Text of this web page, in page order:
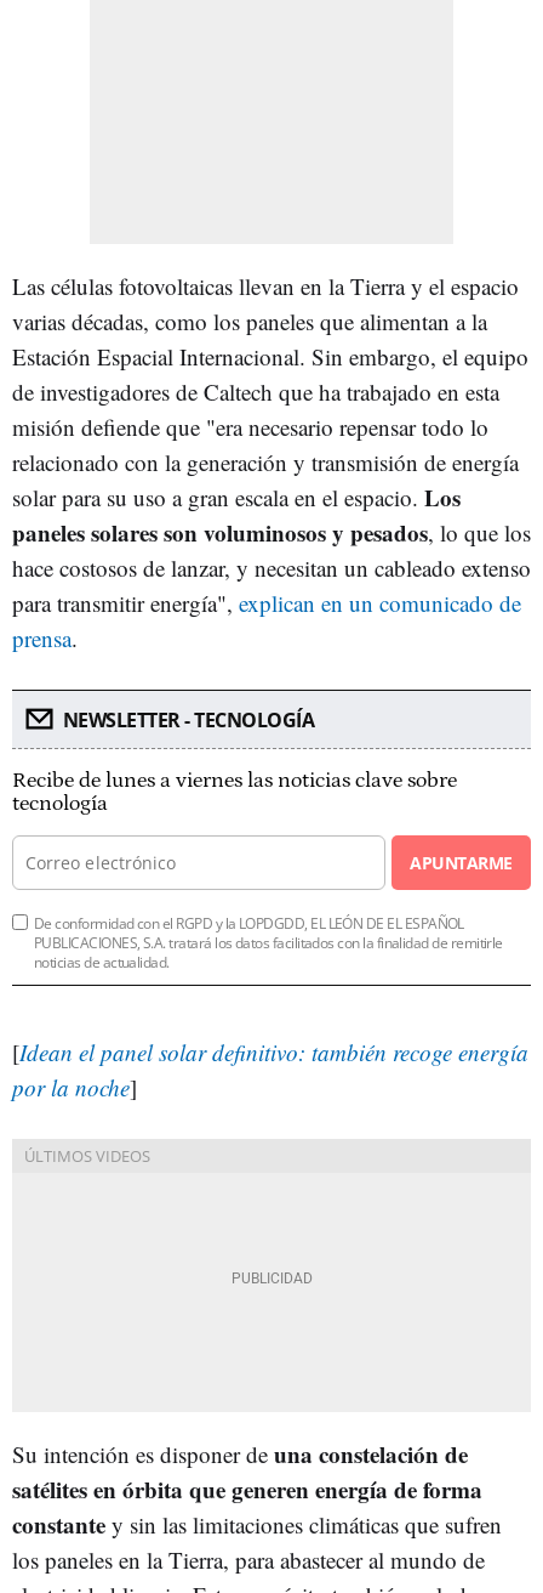
Las células fotovoltaicas llevan en la Tierra y el espacio
varias décadas, como los paneles que alimentan a la
Estación Espacial Internacional. Sin embargo, el equipo
de investigadores de Caltech que ha trabajado en esta
misión defiende que "era necesario repensar todo lo
relacionado con la generación y transmisión de energía
solar para su uso a gran escala en el espacio. Los
paneles solares son voluminosos y pesados, lo que los
hace costosos de lanzar, y necesitan un cableado extenso
para transmitir energía", explican en un comunicado de
prensa.
NEWSLETTER - TECNOLOGÍA
Recibe de lunes a viernes las noticias clave sobre
tecnología
APUNTARME
De conformidad con el RGPD y la LOPDGDD, EL LEÓN DE EL ESPAÑOL
PUBLICACIONES, S.A. tratará los datos facilitados con la finalidad de remitirle
noticias de actualidad.
[Idean el panel solar definitivo: también recoge energía
por la noche]
Su intención es disponer de una constelación de
satélites en órbita que generen energía de forma
constante y sin las limitaciones climáticas que sufren
los paneles en la Tierra, para abastecer al mundo de